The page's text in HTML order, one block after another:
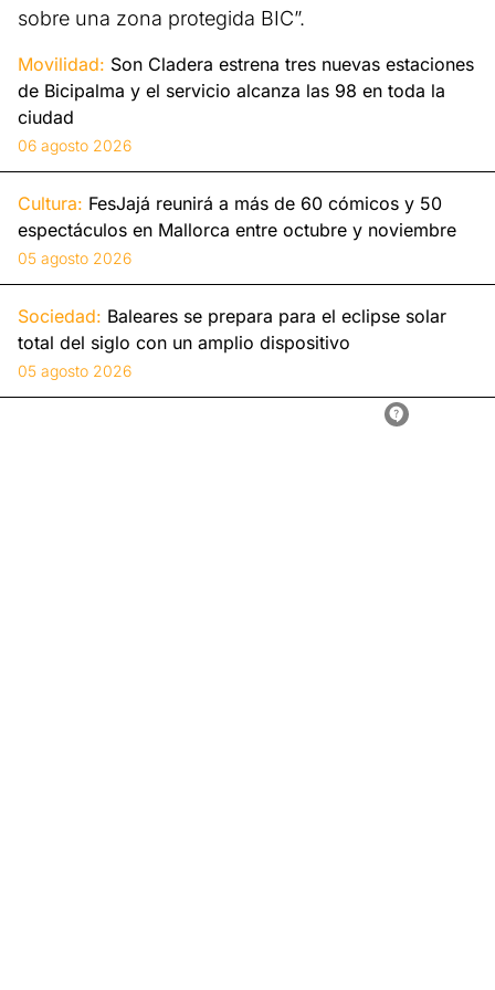
sobre una zona protegida BIC”.
Movilidad: Son Cladera estrena tres nuevas estaciones
de Bicipalma y el servicio alcanza las 98 en toda la
ciudad
06 agosto 2026
Cultura: FesJajá reunirá a más de 60 cómicos y 50
espectáculos en Mallorca entre octubre y noviembre
05 agosto 2026
Sociedad: Baleares se prepara para el eclipse solar
total del siglo con un amplio dispositivo
05 agosto 2026